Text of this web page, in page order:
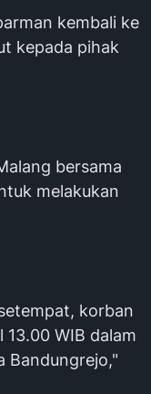
kembali ke
kepada pihak
bersama
melakukan
korban
WIB dalam
Bandungrejo,"